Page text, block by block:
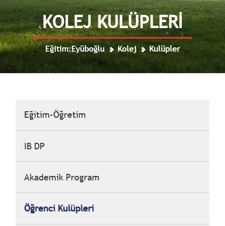
KOLEJ KULÜPLERİ
Eğitim:Eyüboğlu Kolej Kulüpler
Eğitim-Öğretim
IB DP
Akademik Program
Öğrenci Kulüpleri